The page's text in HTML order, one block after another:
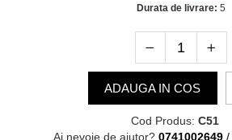
Durata de livrare: 5
ADAUGA IN COS
Cod Produs: C51
Ai nevoie de ajutor? 0741002649 /